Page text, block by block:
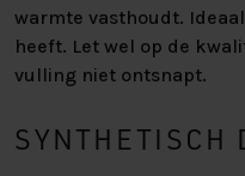
warmte vasthoudt.
heeft. Let wel op de
vulling niet ontsnapt.
SYNTHETISCH